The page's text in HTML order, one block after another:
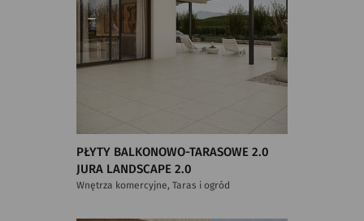
PŁYTY BALKONOWO-TARASOWE 2.0
JURA LANDSCAPE 2.0
Wnętrza komercyjne, Taras i ogród